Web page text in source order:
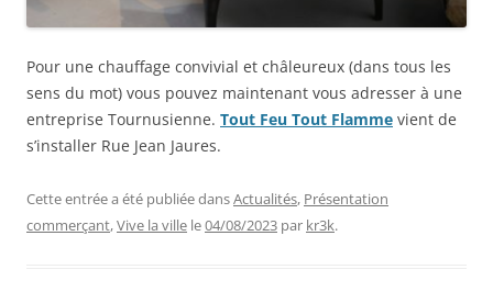
Pour une chauffage convivial et châleureux (dans tous les
sens du mot) vous pouvez maintenant vous adresser à une
entreprise Tournusienne. Tout Feu Tout Flamme vient de
s’installer Rue Jean Jaures.
Cette entrée a été publiée dansActualités, Présentation
commerçant,Vive la ville le04/08/2023 par kr3k.